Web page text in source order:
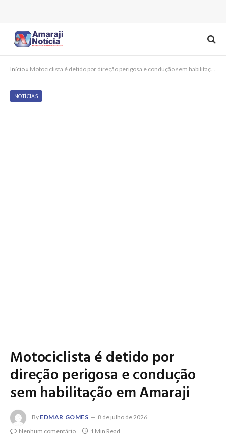
Início » Motociclista é detido por direção perigosa e condução sem habilitação em Amaraji
NOTÍCIAS
Motociclista é detido por
direção perigosa e condução
sem habilitação em Amaraji
By EDMAR GOMES
8 de julho de 2026
Nenhum comentário
1 Min Read